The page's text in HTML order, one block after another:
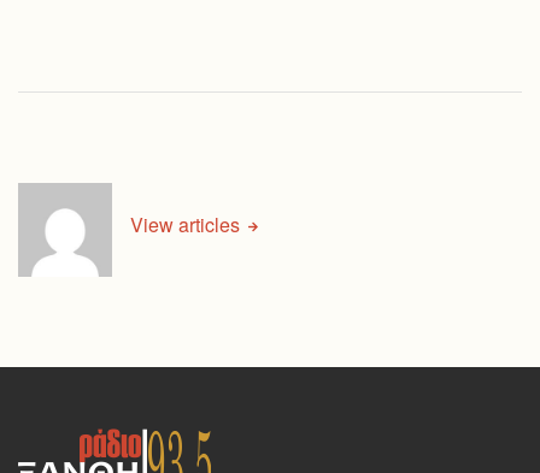
View articles